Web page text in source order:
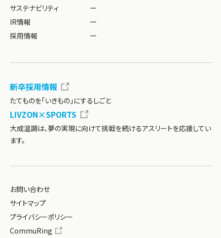
新卒採用情報
たてものを「いきもの」にするしごと
LIVZON×SPORTS
大成温調は、夢の実現に向けて挑戦を続けるアスリートを応援してい
ます。
お問い合わせ
サイトマップ
プライバシーポリシー
CommuRing
サステナビリティ
IR情報
採用情報